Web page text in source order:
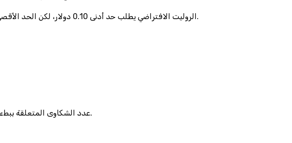
وضعية أخرى: في Mansion، الروليت الافتراضي يطلب حد أدنى 0.10 دولار، لكن الحد الأقصى للرهان يقتصر على 50 دولارًا، وهذا يخلق فجوة إحصائية لا يمكن للعب الحر تجاوزها.
عدد الشكاوى المتعلقة ببطء التحويل يساوي 157 شكوى أسبوعيًا، وهو ما يثبت أن النظام ليس بمستوى “سريع”، بل بطيء مثل نهر متجمد.